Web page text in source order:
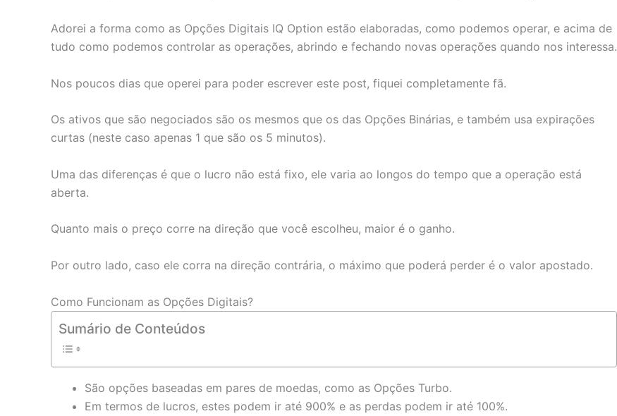
Adorei a forma como as Opções Digitais IQ Option estão elaboradas, como podemos operar, e acima de
tudo como podemos controlar as operações, abrindo e fechando novas operações quando nos interessa.
Nos poucos dias que operei para poder escrever este post, fiquei completamente fã.
Os ativos que são negociados são os mesmos que os das Opções Binárias, e também usa expirações
curtas (neste caso apenas 1 que são os 5 minutos).
Uma das diferenças é que o lucro não está fixo, ele varia ao longos do tempo que a operação está
aberta.
Quanto mais o preço corre na direção que você escolheu, maior é o ganho.
Por outro lado, caso ele corra na direção contrária, o máximo que poderá perder é o valor apostado.
Como Funcionam as Opções Digitais?
Sumário de Conteúdos
São opções baseadas em pares de moedas, como as Opções Turbo.
Em termos de lucros, estes podem ir até 900% e as perdas podem ir até 100%.